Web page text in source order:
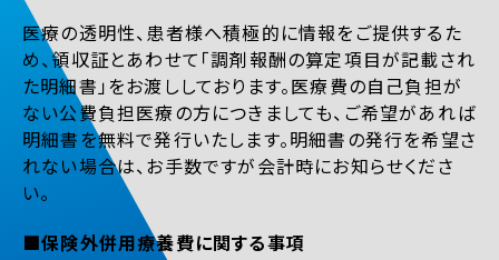
医療の透明性、患者様へ積極的に情報をご提供するた
め、領収証とあわせて「調剤報酬の算定項目が記載され
た明細書」をお渡ししております。医療費の自己負担が
ない公費負担医療の方につきましても、ご希望があれば
明細書を無料で発行いたします。明細書の発行を希望さ
れない場合は、お手数ですが会計時にお知らせくださ
い。
■保険外併用療養費に関する事項